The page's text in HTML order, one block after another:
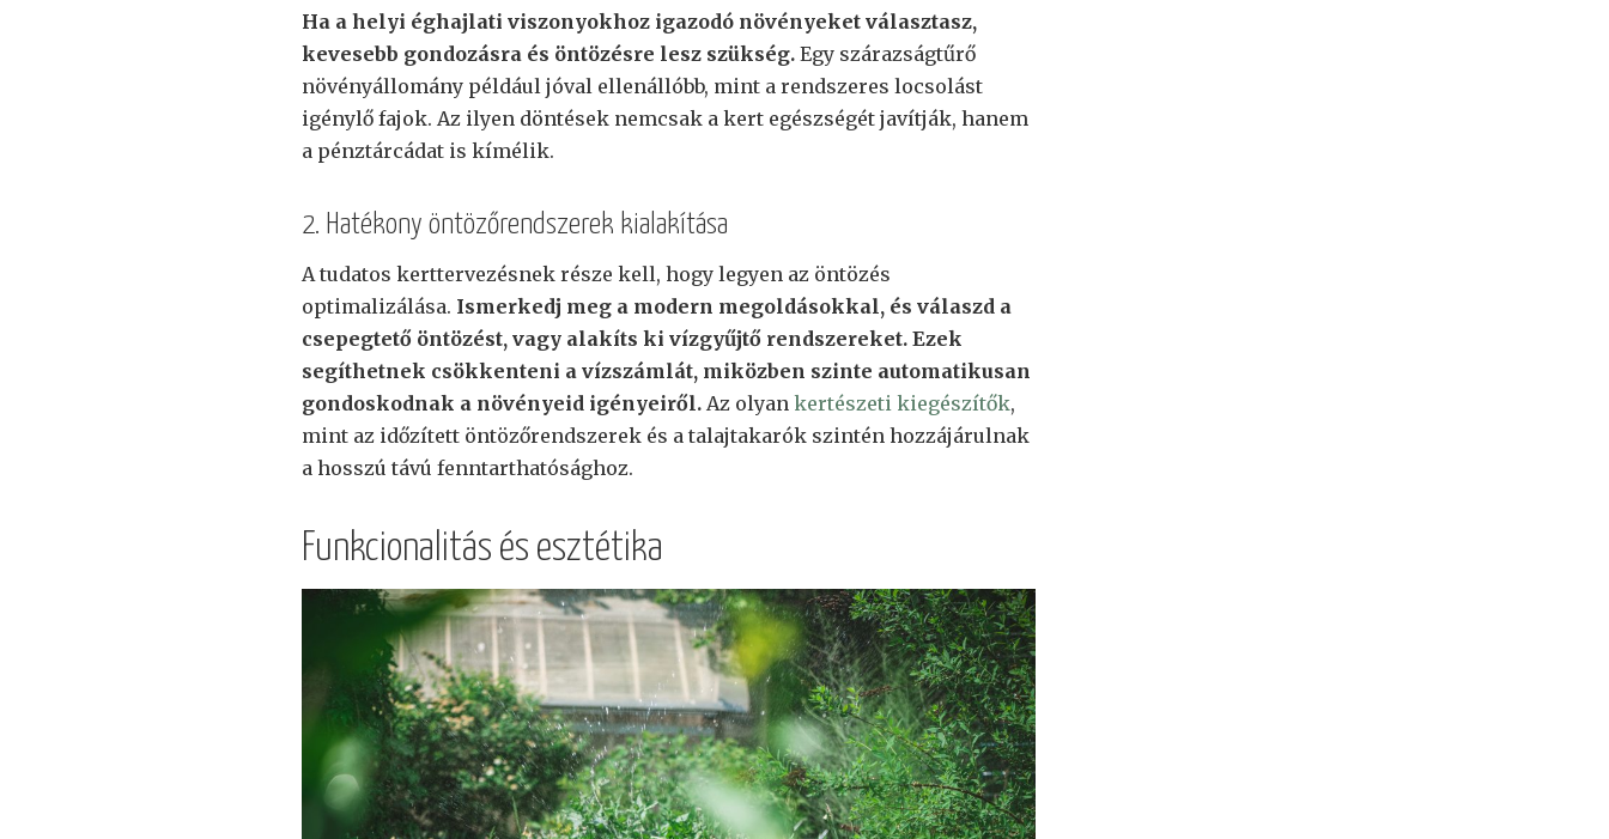
Ha a helyi éghajlati viszonyokhoz igazodó növényeket választasz,
kevesebb gondozásra és öntözésre lesz szükség. Egy szárazságtűrő
növényállomány például jóval ellenállóbb, mint a rendszeres locsolást
igénylő fajok. Az ilyen döntések nemcsak a kert egészségét javítják, hanem
a pénztárcádat is kímélik.
2. Hatékony öntözőrendszerek kialakítása
A tudatos kerttervezésnek része kell, hogy legyen az öntözés
optimalizálása. Ismerkedj meg a modern megoldásokkal, és válaszd a
csepegtető öntözést, vagy alakíts ki vízgyűjtő rendszereket. Ezek
segíthetnek csökkenteni a vízszámlát, miközben szinte automatikusan
gondoskodnak a növényeid igényeiről. Az olyan kertészeti kiegészítők,
mint az időzített öntözőrendszerek és a talajtakarók szintén hozzájárulnak
a hosszú távú fenntarthatósághoz.
Funkcionalitás és esztétika